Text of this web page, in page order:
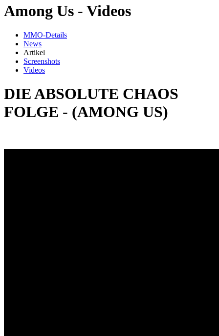
Among Us - Videos
MMO-Details
News
Artikel
Screenshots
Videos
DIE ABSOLUTE CHAOS
FOLGE - (AMONG US)